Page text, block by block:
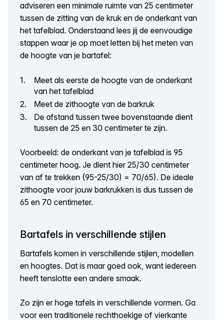
adviseren een minimale ruimte van 25 centimeter
tussen de zitting van de kruk en de onderkant van
het tafelblad. Onderstaand lees jij de eenvoudige
stappen waar je op moet letten bij het meten van
de hoogte van je bartafel:
Meet als eerste de hoogte van de onderkant
van het tafelblad
Meet de zithoogte van de barkruk
De afstand tussen twee bovenstaande dient
tussen de 25 en 30 centimeter te zijn.
Voorbeeld: de onderkant van je tafelblad is 95
centimeter hoog. Je dient hier 25/30 centimeter
van af te trekken (95-25/30) = 70/65). De ideale
zithoogte voor jouw barkrukken is dus tussen de
65 en 70 centimeter.
Bartafels in verschillende stijlen
Bartafels komen in verschillende stijlen, modellen
en hoogtes. Dat is maar goed ook, want iedereen
heeft tenslotte een andere smaak.
Zo zijn er hoge tafels in verschillende vormen. Ga
voor een traditionele rechthoekige of vierkante